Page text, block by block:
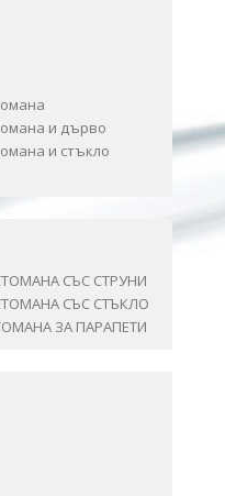
и дърво
и стъкло
СЪС СТРУНИ
СЪС СТЪКЛО
ЗА ПАРАПЕТИ